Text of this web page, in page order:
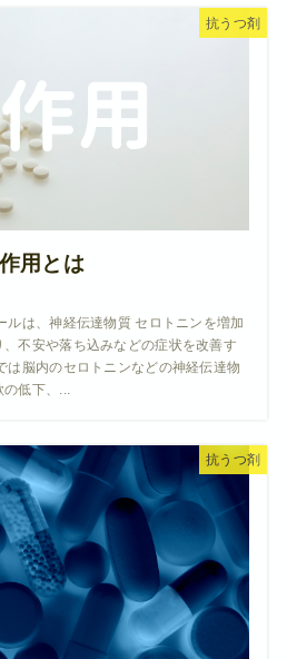
抗うつ剤
用とは
ルは、神経伝達物質 セロトニンを増加
不安や落ち込みなどの症状を改善す
は脳内のセロトニンなどの神経伝達物
低下、...
抗うつ剤